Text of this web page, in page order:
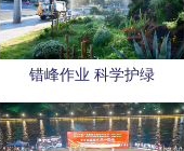
错峰作业 科学护绿